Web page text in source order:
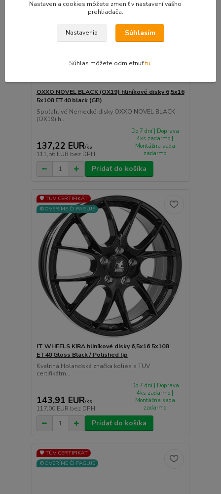
OXXO NOVEL BLACK (OX19) hliníkové disky 6,5x16
5x108 ET40 black (GB)
Spoľahlivé Nemecké disky OXXO NOVEL BLACK
(OX19) h...
137,22 EUR/ks
111,56 EUR bez DPH
Do 7 dní | Doprava
4ks zadarmo |
Montážna sada
zadarmo
Pridať do košíka
🛡️ TÜV CERTIFIKÁT
⚙️OVERÍME ČI PASUJE
IT WHEELS KIRA hliníkové disky 6,5x16 5x108
ET40 Gloss Black / Polished lip
Kvalitná Holandská značka kolies s TUV
certifikátm...
143,91 EUR/ks
117,00 EUR bez DPH
Do 7 dní | Doprava
4ks zadarmo |
Montážna sada
zadarmo
Pridať do košíka
🛡️ TÜV CERTIFIKÁT
⚙️OVERÍME ČI PASUJE
Nastavenia cookies môžete zmeniť v nastavení vášho
prehliadača.
Nastavenia Súhlasím
Súhlas môžete odmietnuťtu.